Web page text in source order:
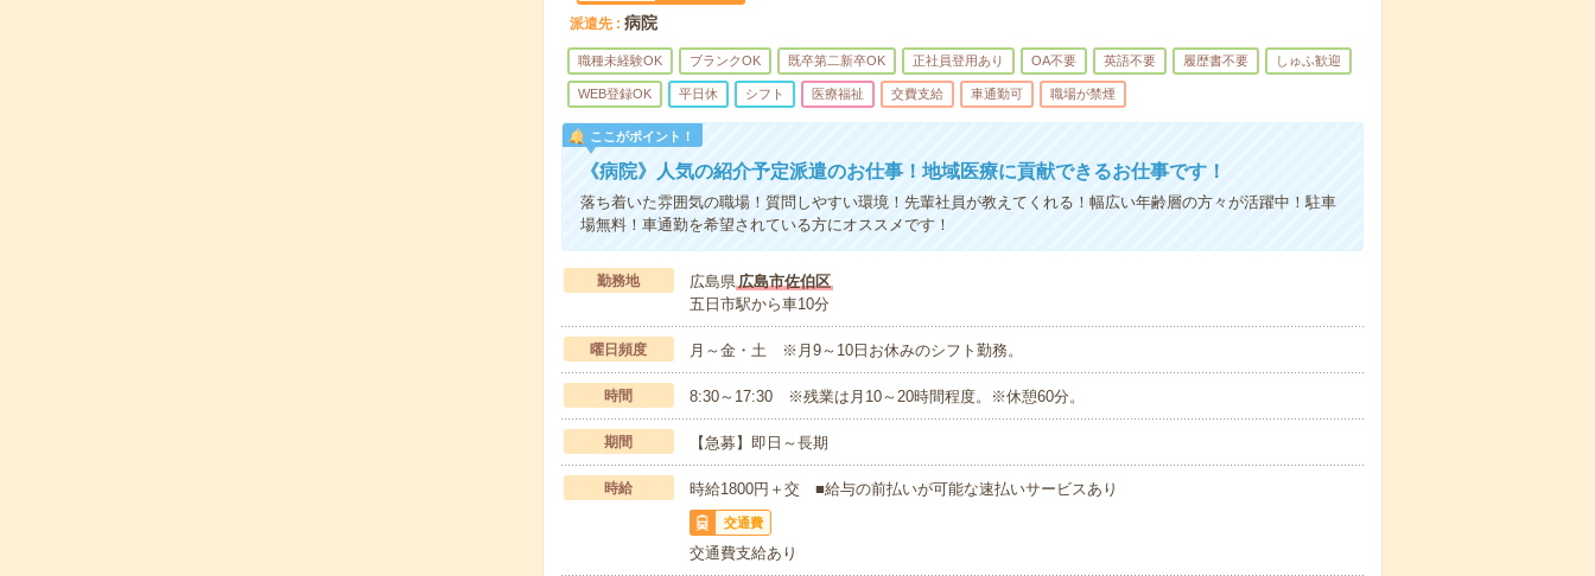
派遣先 病院
職種未経験OK ブランクOK 既卒第二新卒OK 正社員登用あり OA不要 英語不要 履歴書不要 しゅふ歓迎
WEB登録OK 平日休 シフト 医療福祉 交費支給 車通勤可 職場が禁煙
ここがポイント！
《病院》人気の紹介予定派遣のお仕事！地域医療に貢献できるお仕事です！
落ち着いた雰囲気の職場！質問しやすい環境！先輩社員が教えてくれる！幅広い年齢層の方々が活躍中！駐車
場無料！車通勤を希望されている方にオススメです！
勤務地 広島県 広島市佐伯区
五日市駅から車10分
曜日頻度 月～金・土 ※月9～10日お休みのシフト勤務。
時間 8:30～17:30 ※残業は月10～20時間程度。※休憩60分。
期間 【急募】即日～長期
時給 時給1800円＋交 ■給与の前払いが可能な速払いサービスあり
交通費
交通費支給あり